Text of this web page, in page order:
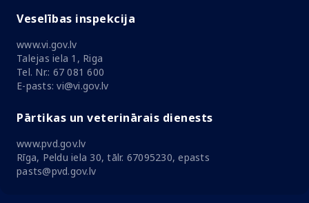
Veselības inspekcija
www.vi.gov.lv
Talejas iela 1, Riga
Tel. Nr.: 67 081 600
E-pasts: vi@vi.gov.lv
Pārtikas un veterinārais dienests
www.pvd.gov.lv
Rīga, Peldu iela 30, tālr. 67095230, epasts
pasts@pvd.gov.lv